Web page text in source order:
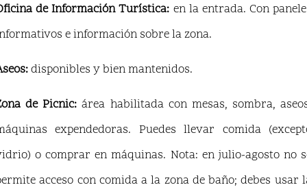
de Información Turística: en la entrada. Con
e información sobre la zona.
disponibles y bien mantenidos.
de Picnic: área habilitada con mesas, sombra,
expendedoras. Puedes llevar comida
o comprar en máquinas. Nota: en julio-agosto no
acceso con comida a la zona de baño; debes usar